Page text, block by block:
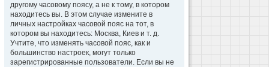
другому часовому поясу, а не к тому, в котором
находитесь вы. В этом случае измените в
личных настройках часовой пояс на тот, в
котором вы находитесь: Москва, Киев и т. д.
Учтите, что изменять часовой пояс, как и
большинство настроек, могут только
зарегистрированные пользователи. Если вы не